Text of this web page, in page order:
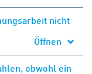
nicht
Öffnen
obwohl ein